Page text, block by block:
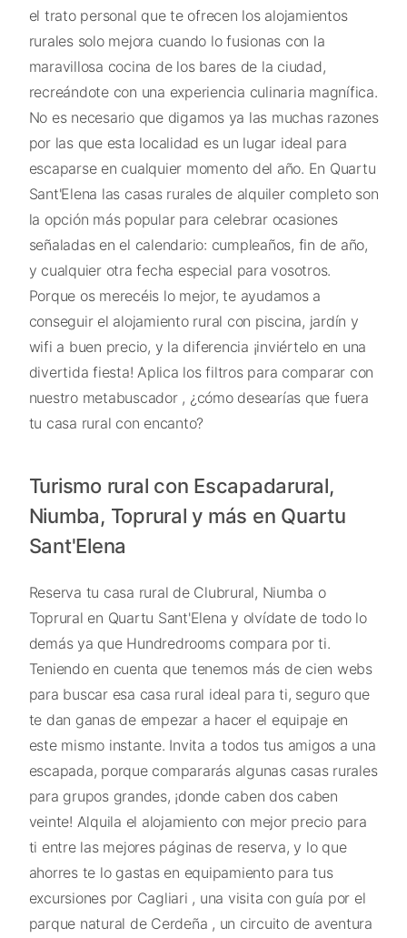
el trato personal que te ofrecen los alojamientos
rurales solo mejora cuando lo fusionas con la
maravillosa cocina de los bares de la ciudad,
recreándote con una experiencia culinaria magnífica.
No es necesario que digamos ya las muchas razones
por las que esta localidad es un lugar ideal para
escaparse en cualquier momento del año. En Quartu
Sant'Elena las casas rurales de alquiler completo son
la opción más popular para celebrar ocasiones
señaladas en el calendario: cumpleaños, fin de año,
y cualquier otra fecha especial para vosotros.
Porque os merecéis lo mejor, te ayudamos a
conseguir el alojamiento rural con piscina, jardín y
wifi a buen precio, y la diferencia ¡inviértelo en una
divertida fiesta! Aplica los filtros para comparar con
nuestro metabuscador , ¿cómo desearías que fuera
tu casa rural con encanto?
Turismo rural con Escapadarural,
Niumba, Toprural y más en Quartu
Sant'Elena
Reserva tu casa rural de Clubrural, Niumba o
Toprural en Quartu Sant'Elena y olvídate de todo lo
demás ya que Hundredrooms compara por ti.
Teniendo en cuenta que tenemos más de cien webs
para buscar esa casa rural ideal para ti, seguro que
te dan ganas de empezar a hacer el equipaje en
este mismo instante. Invita a todos tus amigos a una
escapada, porque compararás algunas casas rurales
para grupos grandes, ¡donde caben dos caben
veinte! Alquila el alojamiento con mejor precio para
ti entre las mejores páginas de reserva, y lo que
ahorres te lo gastas en equipamiento para tus
excursiones por Cagliari , una visita con guía por el
parque natural de Cerdeña , un circuito de aventura